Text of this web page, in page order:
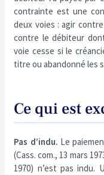
contrainte est une
deux voies : agir
contre le débiteur
voie cesse si le
titre ou abandonné les
Ce qui est
Pas d’indu. Le
(Cass. com., 13 mars
1970) n’est pas indu.